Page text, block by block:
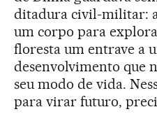
ditadura civil-militar:
um corpo para
floresta um entrave a
desenvolvimento que
seu modo de vida.
para virar futuro,